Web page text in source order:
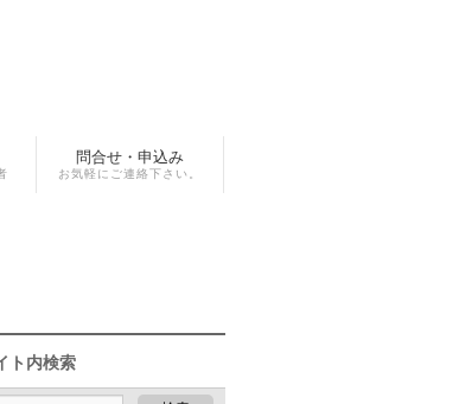
問合せ・申込み
お気軽にご連絡下さい。
ト内検索